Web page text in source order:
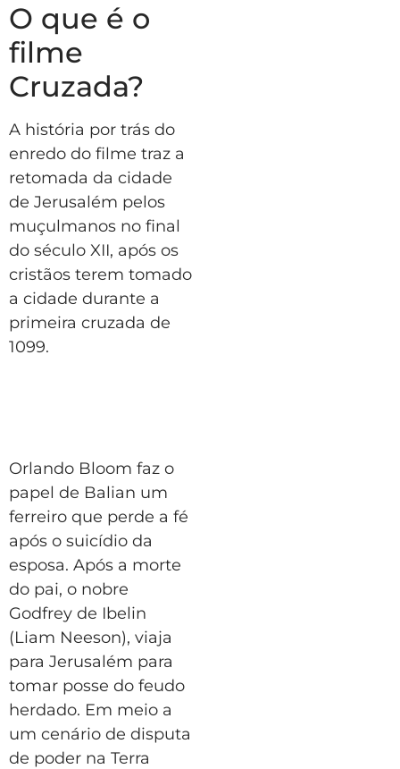
O que é o
filme
Cruzada?
A história por trás do
enredo do filme traz a
retomada da cidade
de Jerusalém pelos
muçulmanos no final
do século XII, após os
cristãos terem tomado
a cidade durante a
primeira cruzada de
1099.
Orlando Bloom faz o
papel de Balian um
ferreiro que perde a fé
após o suicídio da
esposa. Após a morte
do pai, o nobre
Godfrey de Ibelin
(Liam Neeson), viaja
para Jerusalém para
tomar posse do feudo
herdado. Em meio a
um cenário de disputa
de poder na Terra